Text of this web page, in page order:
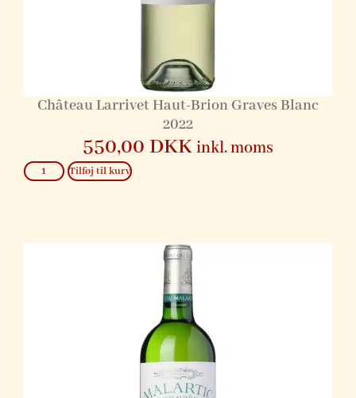
Château Larrivet Haut-Brion Graves Blanc
2022
550,00 DKKinkl. moms
Tilføj til kurv